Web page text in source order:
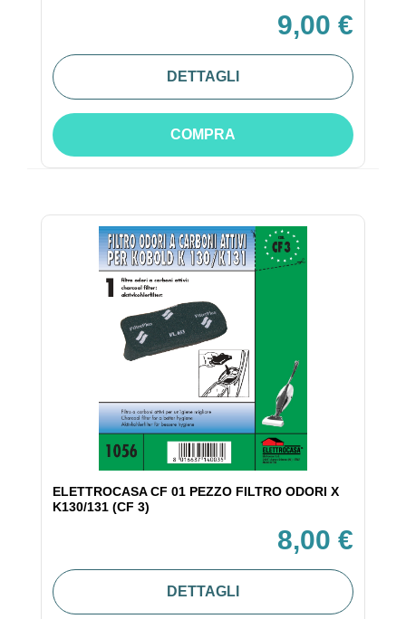
9,00 €
DETTAGLI
COMPRA
ELETTROCASA CF 01 PEZZO FILTRO ODORI X
K130/131 (CF 3)
8,00 €
DETTAGLI